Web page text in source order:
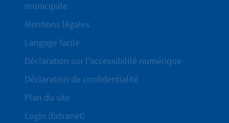
municipale
Mentions légales
Langage facile
Déclaration sur l'accessibilité numérique
Déclaration de confidentialité
Plan du site
Login (Extranet)